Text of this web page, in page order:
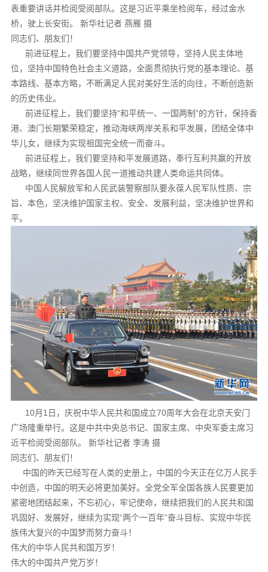
表重要讲话并检阅受阅部队。这是习近平乘坐检阅车，经过金水
桥，驶上长安街。 新华社记者 燕雁 摄
同志们、朋友们！
前进征程上，我们要坚持中国共产党领导，坚持人民主体地
位，坚持中国特色社会主义道路，全面贯彻执行党的基本理论、基
本路线、基本方略，不断满足人民对美好生活的向往，不断创造新
的历史伟业。
前进征程上，我们要坚持“和平统一、一国两制”的方针，保持香
港、澳门长期繁荣稳定，推动海峡两岸关系和平发展，团结全体中
华儿女，继续为实现祖国完全统一而奋斗。
前进征程上，我们要坚持和平发展道路，奉行互利共赢的开放
战略，继续同世界各国人民一道推动共建人类命运共同体。
中国人民解放军和人民武装警察部队要永葆人民军队性质、宗
旨、本色，坚决维护国家主权、安全、发展利益，坚决维护世界和
平。
10月1日，庆祝中华人民共和国成立70周年大会在北京天安门
广场隆重举行。这是中共中央总书记、国家主席、中央军委主席习
近平检阅受阅部队。 新华社记者 李涛 摄
同志们、朋友们！
中国的昨天已经写在人类的史册上，中国的今天正在亿万人民手
中创造，中国的明天必将更加美好。全党全军全国各族人民要更加
紧密地团结起来，不忘初心，牢记使命，继续把我们的人民共和国
巩固好、发展好，继续为实现“两个一百年”奋斗目标、实现中华民
族伟大复兴的中国梦而努力奋斗！
伟大的中华人民共和国万岁！
伟大的中国共产党万岁！